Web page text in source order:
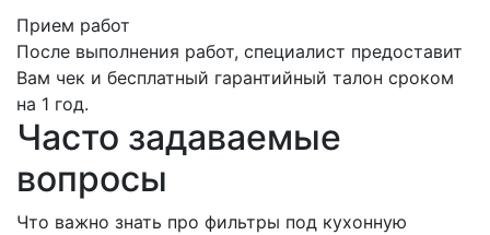
Прием работ
После выполнения работ, специалист предоставит
Вам чек и бесплатный гарантийный талон сроком
на 1 год.
Часто задаваемые
вопросы
Что важно знать про фильтры под кухонную